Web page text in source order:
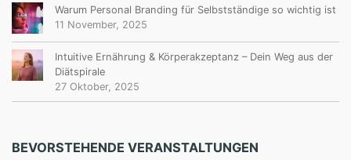
Warum Personal Branding für Selbstständige so wichtig ist
11 November, 2025
Intuitive Ernährung & Körperakzeptanz – Dein Weg aus der
Diätspirale
27 Oktober, 2025
BEVORSTEHENDE VERANSTALTUNGEN